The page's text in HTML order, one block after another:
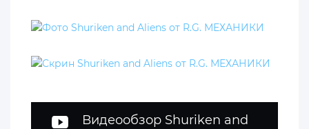
Видеообзор Shuriken and